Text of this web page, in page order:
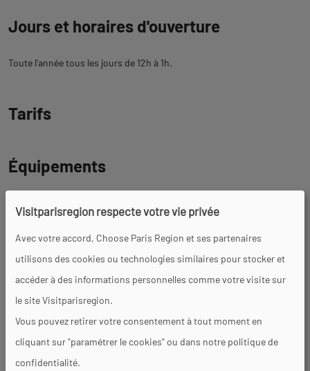
Jours et horaires d'ouverture
Toute l'année tous les jours de 12h à 1h.
Tarifs
Équipements
Services
Visitparisregion respecte votre vie privée
Avec votre accord, Choose Paris Region et ses partenaires
utilisons des cookies ou technologies similaires pour stocker et
accéder à des informations personnelles comme votre visite sur
le site Visitparisregion.
Vous pouvez retirer votre consentement à tout moment en
cliquant sur "paramétrer le cookies" ou dans notre politique de
confidentialité.